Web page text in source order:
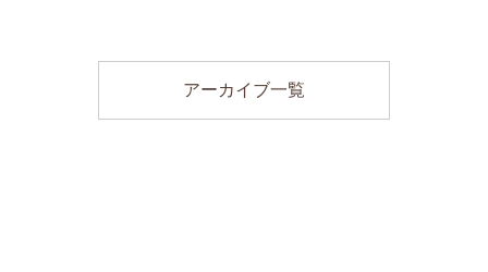
アーカイブ一覧